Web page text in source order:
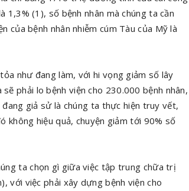
1,3% (1), số bệnh nhân mà chúng ta cần
của bệnh nhân nhiễm cúm Tàu của Mỹ là
như đang làm, với hi vọng giảm số lây
phải lo bệnh viện cho 230.000 bệnh nhân,
giả sử là chúng ta thực hiện truy vết,
không hiệu quả, chuyện giảm tới 90% số
ta chọn gì giữa việc tập trung chữa trị
với việc phải xây dựng bệnh viện cho